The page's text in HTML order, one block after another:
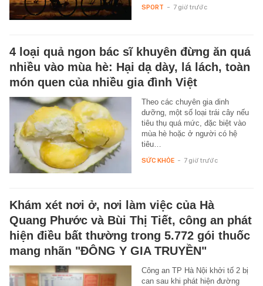
SPORT - 7 giờ trước
4 loại quả ngon bác sĩ khuyên đừng ăn quá
nhiều vào mùa hè: Hại dạ dày, lá lách, toàn
món quen của nhiều gia đình Việt
Theo các chuyên gia dinh
dưỡng, một số loại trái cây nếu
tiêu thụ quá mức, đặc biệt vào
mùa hè hoặc ở người có hệ
tiêu…
SỨC KHỎE - 7 giờ trước
Khám xét nơi ở, nơi làm việc của Hà
Quang Phước và Bùi Thị Tiết, công an phát
hiện điều bất thường trong 5.772 gói thuốc
mang nhãn "ĐÔNG Y GIA TRUYỀN"
Công an TP Hà Nội khởi tố 2 bị
can sau khi phát hiện đường